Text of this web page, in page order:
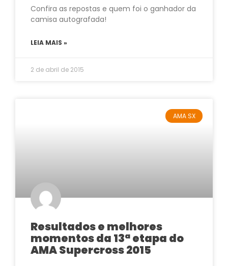
Confira as repostas e quem foi o ganhador da
camisa autografada!
LEIA MAIS »
2 de abril de 2015
AMA SX
Resultados e melhores
momentos da 13ª etapa do
AMA Supercross 2015